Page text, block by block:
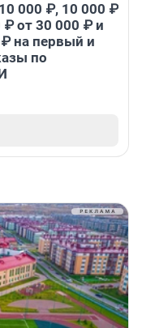
000 ₽, 10 000 ₽
от 30 000 ₽ и
на первый и
по